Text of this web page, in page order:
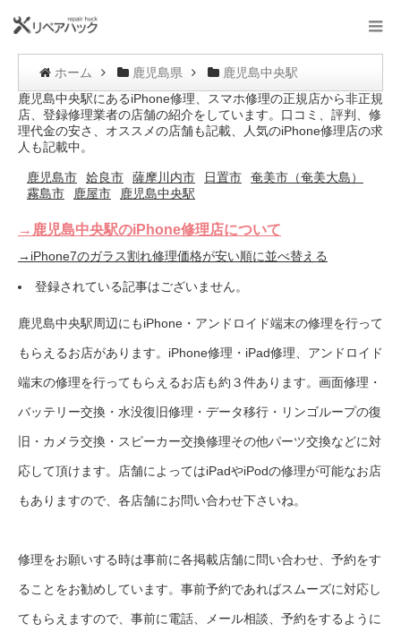
ホーム 鹿児島県
鹿児島中央駅
鹿児島中央駅にあるiPhone修理、スマホ修理の正規店から非正規
店、登録修理業者の店舗の紹介をしています。口コミ、評判、修
理代金の安さ、オススメの店舗も記載、人気のiPhone修理店の求
人も記載中。
鹿児島市 姶良市 薩摩川内市 日置市
奄美市（奄美大島）
霧島市
鹿屋市 鹿児島中央駅
→鹿児島中央駅のiPhone修理店について
→iPhone7のガラス割れ修理価格が安い順に並べ替える
登録されている記事はございません。
鹿児島中央駅周辺にもiPhone・アンドロイド端末の修理を行って
もらえるお店があります。iPhone修理・iPad修理、アンドロイド
端末の修理を行ってもらえるお店も約３件あります。画面修理・
バッテリー交換・水没復旧修理・データ移行・リンゴループの復
旧・カメラ交換・スピーカー交換修理その他パーツ交換などに対
応して頂けます。店舗によってはiPadやiPodの修理が可能なお店
もありますので、各店舗にお問い合わせ下さいね。
修理をお願いする時は事前に各掲載店舗に問い合わせ、予約をす
ることをお勧めしています。事前予約であればスムーズに対応し
てもらえますので、事前に電話、メール相談、予約をするように